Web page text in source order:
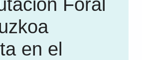
Foral
en el